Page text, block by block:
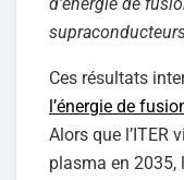
Ces résultats
l’énergie de
Alors que l’ITER
plasma en 2035,